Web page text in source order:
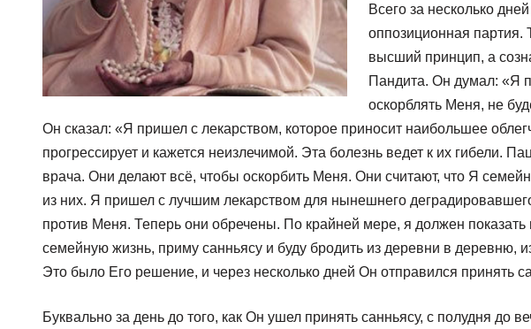
Всего за несколько
оппозиционная партия.
высший принцип, а
Пандита. Он думал: «Я
оскорблять Меня, не
Он сказал: «Я пришел с лекарством, которое приносит наибольшее
прогрессирует и кажется неизлечимой. Эта болезнь ведет к их гибели.
врача. Они делают всё, чтобы оскорбить Меня. Они считают, что Я
из них. Я пришел с лучшим лекарством для нынешнего
против Меня. Теперь они обречены. По крайней мере, я должен
семейную жизнь, приму санньясу и буду бродить из деревни в деревню,
Это было Его решение, и через несколько дней Он отправился принять
Буквально за день до того, как Он ушел принять санньясу, с полудня до